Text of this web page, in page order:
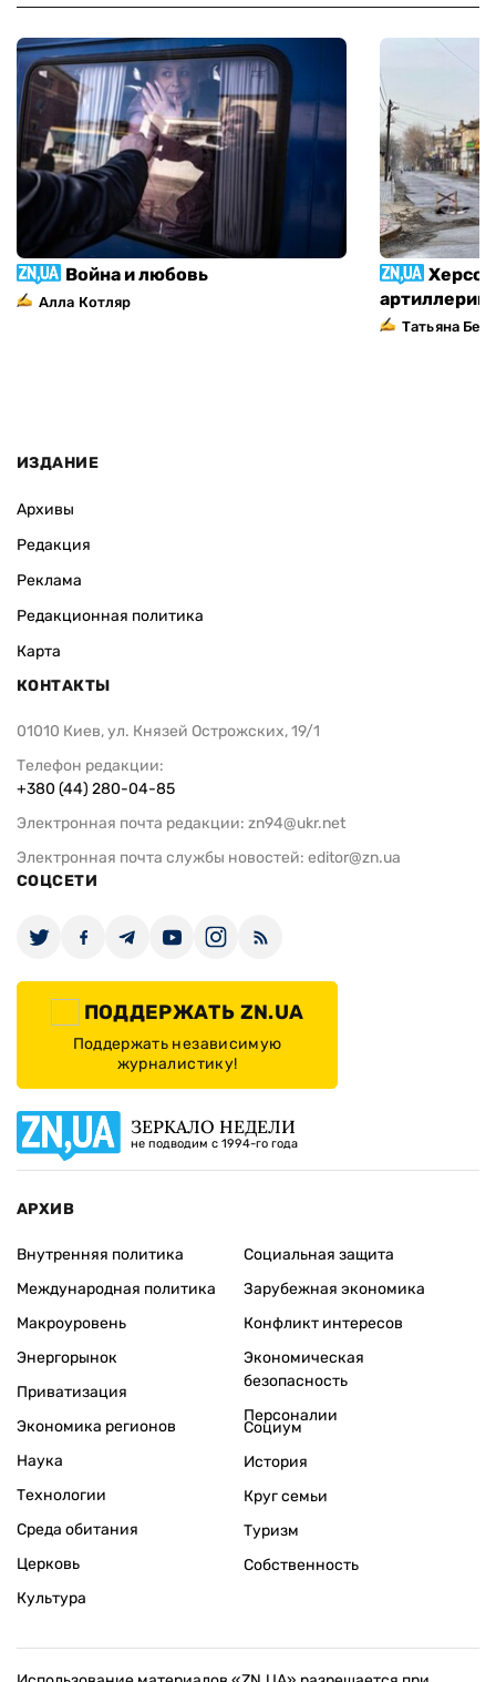
Война и любовь
Алла Котляр
Татьяна
ИЗДАНИЕ
Архивы
Редакция
Реклама
Редакционная политика
Карта
КОНТАКТЫ
01010 Киев, ул. Князей Острожских, 19/1
Телефон редакции:
+380 (44) 280-04-85
Электронная почта редакции: zn94@ukr.net
Электронная почта службы новостей: editor@zn.ua
СОЦСЕТИ
ПОДДЕРЖАТЬ ZN.UA
Поддержать независимую
журналистику!
ЗЕРКАЛО НЕДЕЛИ
не подводим с 1994-го года
АРХИВ
Внутренняя политика
Международная политика
Макроуровень
Энергорынок
Приватизация
Экономика регионов
Социальная защита
Зарубежная экономика
Конфликт интересов
Экономическая
безопасность
Персоналии
Наука
Технологии
Среда обитания
Церковь
Культура
Социум
История
Круг семьи
Туризм
Собственность